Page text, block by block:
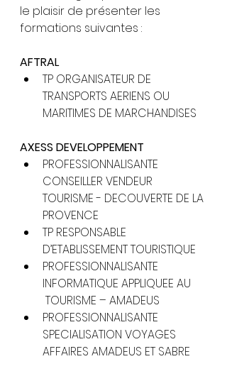
le plaisir de présenter les
formations suivantes :
AFTRAL
TP ORGANISATEUR DE
TRANSPORTS AERIENS OU
MARITIMES DE MARCHANDISES
AXESS DEVELOPPEMENT
PROFESSIONNALISANTE
CONSEILLER VENDEUR
TOURISME - DECOUVERTE DE LA
PROVENCE
TP RESPONSABLE
D’ETABLISSEMENT TOURISTIQUE
PROFESSIONNALISANTE
INFORMATIQUE APPLIQUEE AU
TOURISME – AMADEUS
PROFESSIONNALISANTE
SPECIALISATION VOYAGES
AFFAIRES AMADEUS ET SABRE